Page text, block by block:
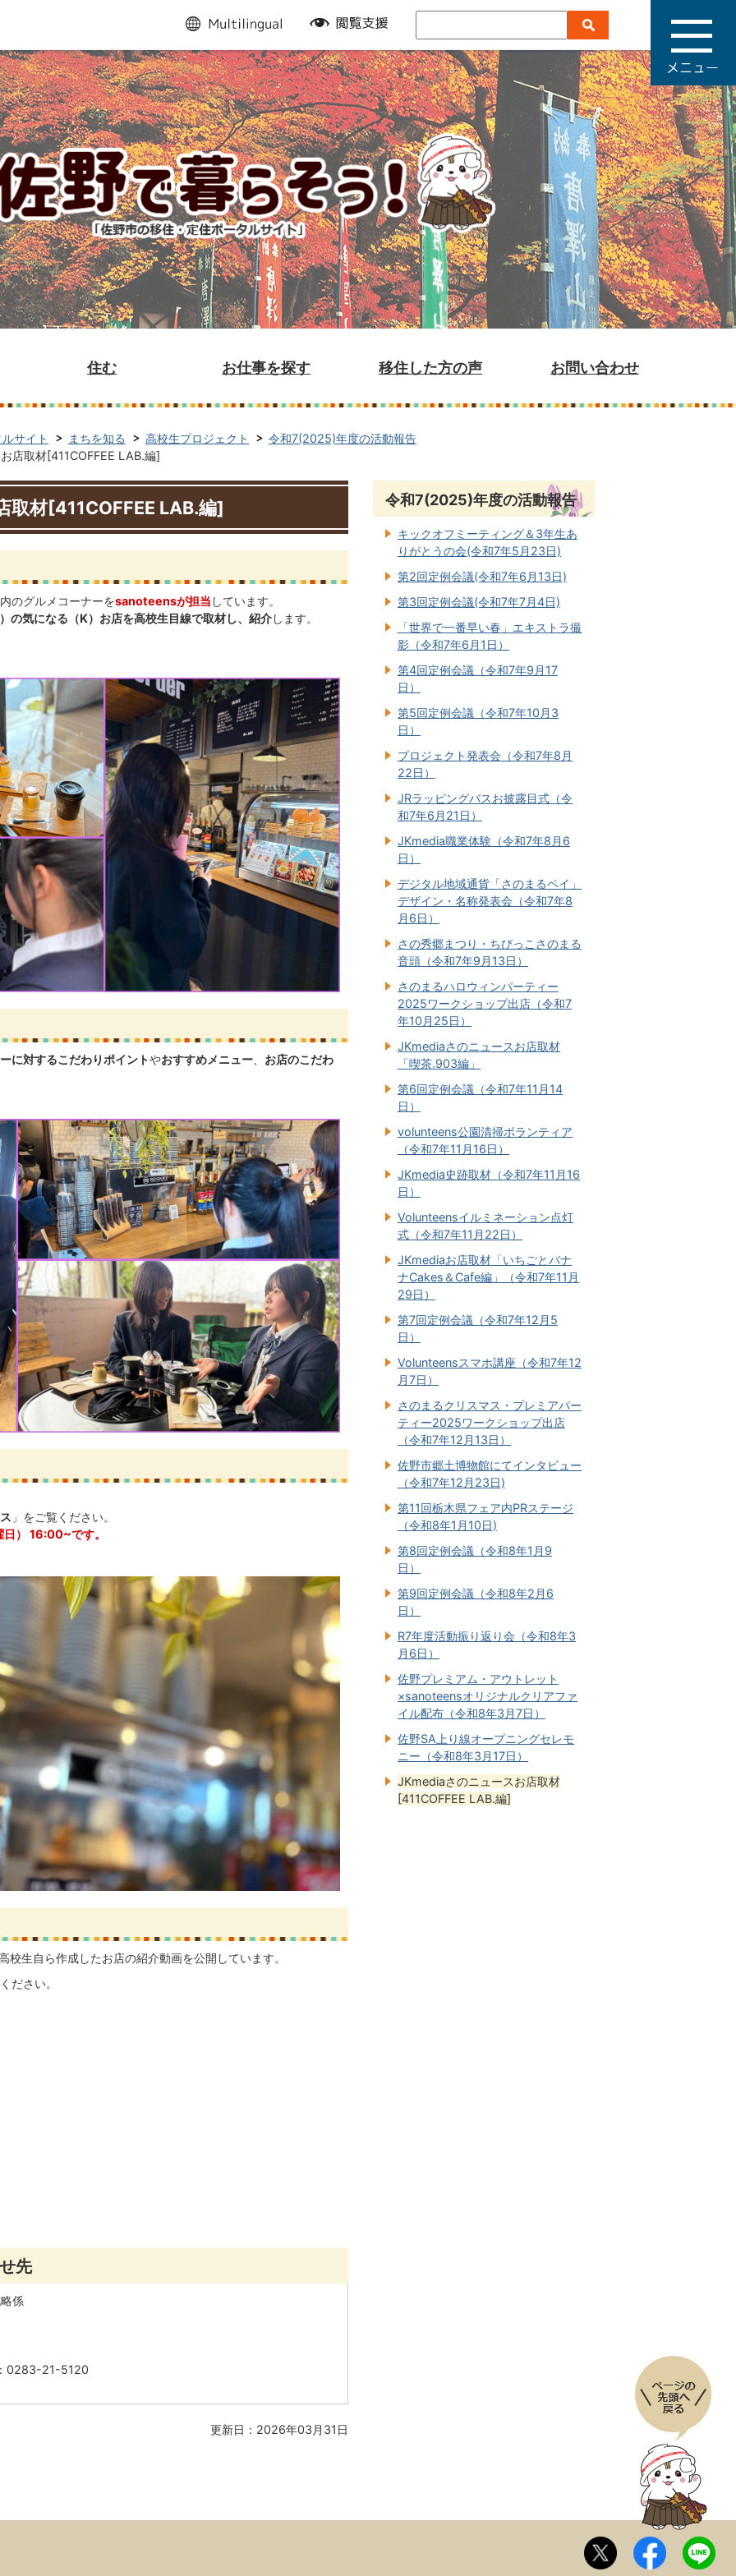
multilingual
閲
支
援
住む お仕事を探す 移住した方の声 お問い合わせ
サイト まちを知る 高校生プロジェクト
令和7(2025)年度の活動報告
店取材[411COFFEE LAB.編]
材[411COFFEE LAB.編]
のグルメコーナーをsanoteensが担当 しています。
気になる（K）お店を高校生目線で取材し、紹介します。
に対するこだわりポイントやおすすめメニュー お店のこだわ
」をご覧ください。
） 16:00~です。
生自ら作成したお店の紹介動画を公開しています。
ださい。
先
係
0283-21-5120
更新日：2026年03月31日
令和7(2025)年度の活動報告
キックオフミーティング＆3年生あ
りがとうの会(令和7年5月23日)
第2回定例会議(令和7年6月13日)
第3回定例会議(令和7年7月4日)
「世界で一番早い春」エキストラ撮
影（令和7年6月1日）
第4回定例会議（令和7年9月17
日）
第5回定例会議（令和7年10月3
日）
プロジェクト発表会（令和7年8月
22日）
JRラッピングバスお披露目式（令
和7年6月21日）
JKmedia職業体験（令和7年8月6
日）
デジタル地域通貨「さのまるペイ」
デザイン・名称発表会（令和7年8
月6日）
さの秀郷まつり・ちびっこさのまる
音頭（令和7年9月13日）
さのまるハロウィンパーティー
2025ワークショップ出店（令和7
年10月25日）
JKmediaさのニュースお店取材
「喫茶.903編」
第6回定例会議（令和7年11月14
日）
volunteens公園清掃ボランティア
（令和7年11月16日）
JKmedia史跡取材（令和7年11月16
日）
Volunteensイルミネーション点灯
式（令和7年11月22日）
JKmediaお店取材「いちごとバナ
ナCakes＆Cafe編」（令和7年11月
29日）
第7回定例会議（令和7年12月5
日）
Volunteensスマホ講座（令和7年12
月7日）
さのまるクリスマス・プレミアパー
ティー2025ワークショップ出店
（令和7年12月13日）
佐野市郷土博物館にてインタビュー
（令和7年12月23日)
第11回栃木県フェア内PRステージ
（令和8年1月10日)
第8回定例会議（令和8年1月9
日）
第9回定例会議（令和8年2月6
日）
R7年度活動振り返り会（令和8年3
月6日）
佐野プレミアム・アウトレット
×sanoteensオリジナルクリアファ
イル配布（令和8年3月7日）
佐野SA上り線オープニングセレモ
ニー（令和8年3月17日）
JKmediaさのニュースお店取材
[411COFFEE LAB.編]